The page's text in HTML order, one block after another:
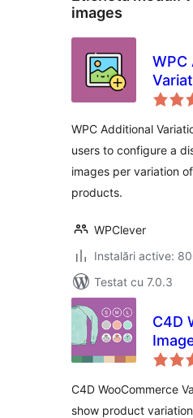
images
WPC
for
WPC Additional
users to configure a
images per variation
products.
WPClever
Instalări active:
Testat cu 7.0.3
C4D
C4D WooCommerce
show product